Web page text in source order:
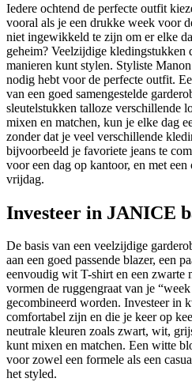
Iedere ochtend de perfecte outfit
vooral als je een drukke week voor
niet ingewikkeld te zijn om er elke
geheim? Veelzijdige kledingstukken
manieren kunt stylen. Styliste
nodig hebt voor de perfecte outfit.
van een goed samengestelde
sleutelstukken talloze verschillende
mixen en matchen, kun je elke dag
zonder dat je veel verschillende
bijvoorbeeld je favoriete jeans te
voor een dag op kantoor, en met
vrijdag.
Investeer in JANICE
De basis van een veelzijdige
aan een goed passende blazer, een
eenvoudig wit T-shirt en een zwarte
vormen de ruggengraat van je
gecombineerd worden. Investeer in
comfortabel zijn en die je keer op
neutrale kleuren zoals zwart, wit,
kunt mixen en matchen. Een witte
voor zowel een formele als een
het styled.